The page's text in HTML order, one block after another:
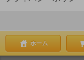
ホーム